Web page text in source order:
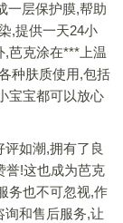
层保护膜,帮助
,提供一天24小
,芭克涂在***上温
种肤质使用,包括
宝宝都可以放心
如潮,拥有了良
誉!这也成为芭克
务也不可忽视,作
询和售后服务,让